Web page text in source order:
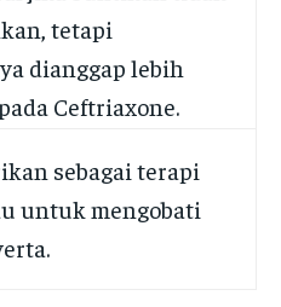
tetapi
dianggap lebih
Ceftriaxone.
sebagai terapi
untuk mengobati